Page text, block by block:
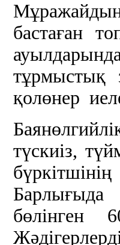
бастаған
тұрмыстық
қолөнер
түскиіз,
бөлінген